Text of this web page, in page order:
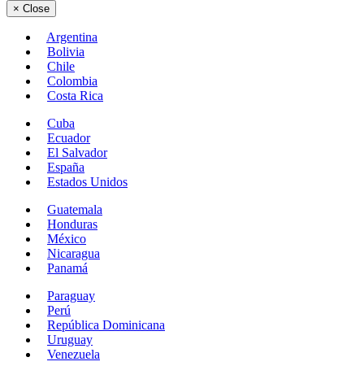
× Close
Argentina
Bolivia
Chile
Colombia
Costa Rica
Cuba
Ecuador
El Salvador
España
Estados Unidos
Guatemala
Honduras
México
Nicaragua
Panamá
Paraguay
Perú
República Dominicana
Uruguay
Venezuela